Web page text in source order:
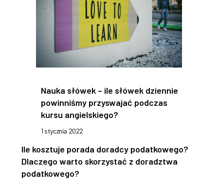
Nauka słówek – ile słówek dziennie
powinniśmy przyswajać podczas
kursu angielskiego?
1 stycznia 2022
Ile kosztuje porada doradcy podatkowego?
Dlaczego warto skorzystać z doradztwa
podatkowego?